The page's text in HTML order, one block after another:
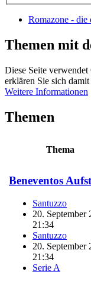
Romazone - die
Themen mit
Diese Seite
erklären Sie sich
Weitere Informationen
Themen
Thema
Beneventos
Santuzzo
20. September
21:34
Santuzzo
20. September
21:34
Serie A